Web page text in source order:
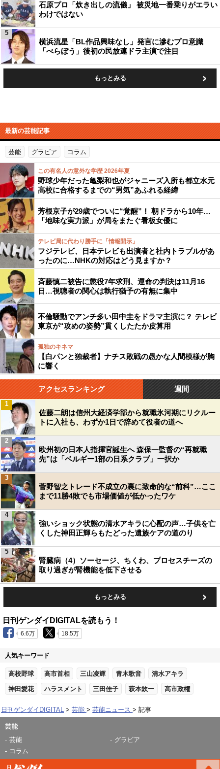
石原プロ「炊き出しの流儀」 被災地一番乗りがエラい
わけではない
横浜流星「BL作品興味なし」発言に滲むプロ意識
「べらぼう」後初の民放連ドラ主演で注目
5
もっとみる
最新の芸能記事
芸能 グラビア コラム
この有名人の意外な学歴 2026年夏
野球少年だった亀梨和也がジャニーズ入所も都立水元
高校に合格するまでの“男気”あふれる経緯
芳根京子が29歳でついに“覚醒”！ 朝ドラから10年…
「地味な実力派」が局をまたぐ看板女優に
テレビ局に代わり勝手に「情報開示」
フジテレビ、日本テレビも出演者と社内トラブルがあ
ったのに…NHKの対応はどう見ますか？
斉藤慎二被告に懲役7年求刑、運命の判決は11月16
日…視聴者の関心は執行猶予の有無に集中
不倫騒動でアンチ多い田中圭をドラマ主演に？ テレビ
東京が“攻めの姿勢”貫くしたたか皮算用
孤独のキネマ
【白パンと独裁者】ナチス敗戦の愚かな人間模様が胸
に響く
アクセスランキング 週間
佐藤二朗は信州大経済学部から就職氷河期にリクルー
トに入社も、わずか1日で辞めて役者の道へ
1
欧州初の日本人指揮官誕生へ 森保一監督の“再就職
先”は「ベルギー1部の日系クラブ」一択か
2
菅野智之トレード不成立の裏に致命的な“前科”…ここ
まで11勝4敗でも市場価値が低かったワケ
3
強いショック状態の清水アキラに心配の声…子供を亡
くした神田正輝らもたどった遺族ケアの道のり
4
腎臓病（4）ソーセージ、ちくわ、プロセスチーズの
取り過ぎが腎機能を低下させる
5
もっとみる
日刊ゲンダイDIGITALを読もう！
6.6万 18.5万
人気キーワード
高校野球 高市首相 三山凌輝 青木歌音 清水アキラ
神田愛花 ハラスメント 三田佳子 萩本欽一 高市政権
日刊ゲンダイDIGITAL 芸能 芸能ニュース 記事
芸能
芸能
グラビア
コラム